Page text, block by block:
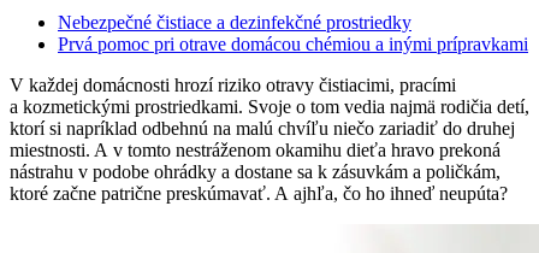
Nebezpečné čistiace a dezinfekčné prostriedky
Prvá pomoc pri otrave domácou chémiou a inými prípravkami
V každej domácnosti hrozí riziko otravy čistiacimi, pracími
a kozmetickými prostriedkami. Svoje o tom vedia najmä rodičia detí,
ktorí si napríklad odbehnú na malú chvíľu niečo zariadiť do druhej
miestnosti. A v tomto nestráženom okamihu dieťa hravo prekoná
nástrahu v podobe ohrádky a dostane sa k zásuvkám a poličkám,
ktoré začne patrične preskúmavať. A ajhľa, čo ho ihneď neupúta?